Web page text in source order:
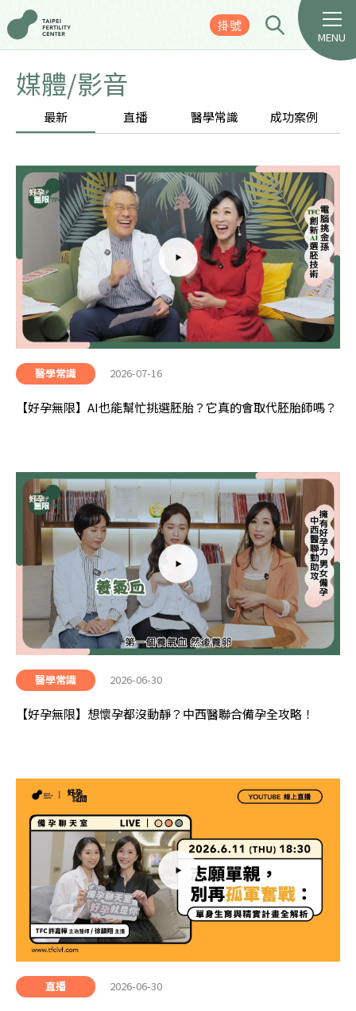
掛號
MENU
媒體/影音
最新 直播 醫學常識 成功案例
醫學常識 2026-07-16
【好孕無限】AI也能幫忙挑選胚胎？它真的會取代胚胎師嗎？
醫學常識 2026-06-30
【好孕無限】想懷孕都沒動靜？中西醫聯合備孕全攻略！
直播 2026-06-30